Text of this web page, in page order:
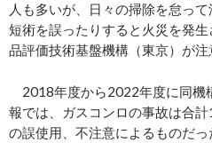
人も多いが、日々の掃除を怠っ
短術を誤ったりすると火災を発
品評価技術基盤機構（東京）が注
2018年度から2022年度に同機
報では、ガスコンロの事故は合
の誤使用、不注意によるものだ